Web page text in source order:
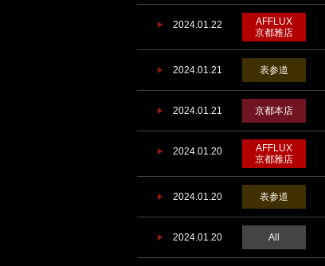
2024.01.22
AFFLUX
京都雅店
2024.01.21 表参道
2024.01.21 京都本店
2024.01.20
AFFLUX
京都雅店
2024.01.20 表参道
2024.01.20 All